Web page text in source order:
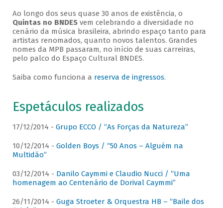
Ao longo dos seus quase 30 anos de existência, o
Quintas no BNDESvem celebrando a diversidade no
cenário da música brasileira, abrindo espaço tanto para
artistas renomados, quanto novos talentos. Grandes
nomes da MPB passaram, no início de suas carreiras,
pelo palco do Espaço Cultural BNDES.
Saiba como funciona a reserva de ingressos.
Espetáculos realizados
17/12/2014 - Grupo ECCO / “As Forças da Natureza”
10/12/2014 - Golden Boys / “50 Anos – Alguém na
Multidão”
03/12/2014 - Danilo Caymmi e Claudio Nucci / “Uma
homenagem ao Centenário de Dorival Caymmi”
26/11/2014 - Guga Stroeter & Orquestra HB – “Baile dos